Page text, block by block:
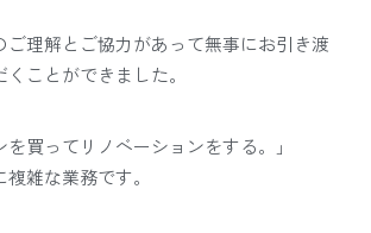
ご理解とご協力があって無事にお引き渡
ことができました。
を買ってリノベーションをする。」
雑な業務です。